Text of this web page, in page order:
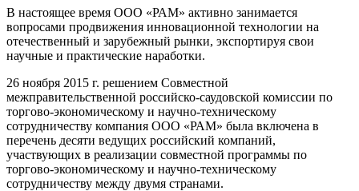
В настоящее время ООО «РАМ» активно занимается
вопросами продвижения инновационной технологии на
отечественный и зарубежный рынки, экспортируя свои
научные и практические наработки.
26 ноября 2015 г. решением Совместной
межправительственной российско-саудовской комиссии по
торгово-экономическому и научно-техническому
сотрудничеству компания ООО «РАМ» была включена в
перечень десяти ведущих российский компаний,
участвующих в реализации совместной программы по
торгово-экономическому и научно-техническому
сотрудничеству между двумя странами.